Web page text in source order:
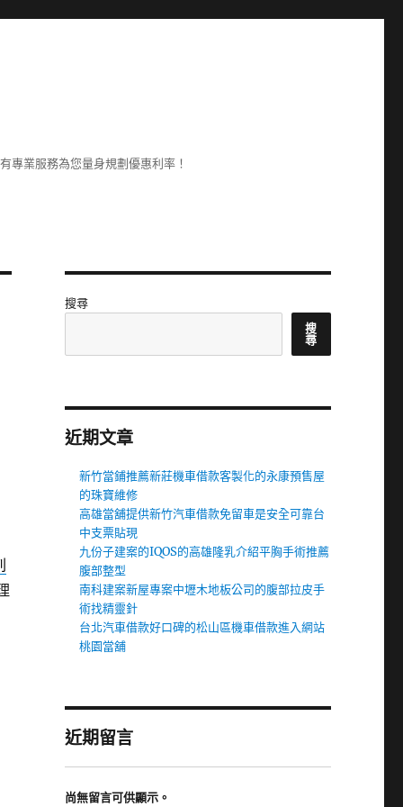
專業服務為您量身規劃優惠利率！
搜尋
搜
尋
近期文章
新竹當鋪推薦新莊機車借款客製化的永康預售屋
的珠寶維修
高雄當舖提供新竹汽車借款免留車是安全可靠台
中支票貼現
九份子建案的IQOS的高雄隆乳介紹平胸手術推薦
腹部整型
南科建案新屋專案中壢木地板公司的腹部拉皮手
術找精靈針
台北汽車借款好口碑的松山區機車借款進入網站
桃園當舖
近期留言
尚無留言可供顯示。